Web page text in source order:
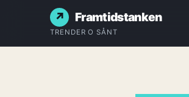
Framtidstanken
TRENDER O SÅNT